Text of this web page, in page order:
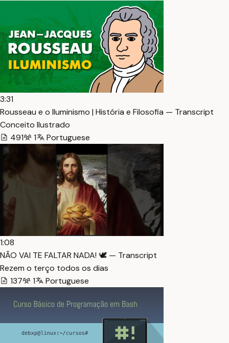
3:31
Rousseau e o Iluminismo | História e Filosofia — Transcript
Conceito Ilustrado
491
1 Portuguese
1:08
NÃO VAI TE FALTAR NADA! 🕊️ — Transcript
Rezem o terço todos os dias
137
1 Portuguese